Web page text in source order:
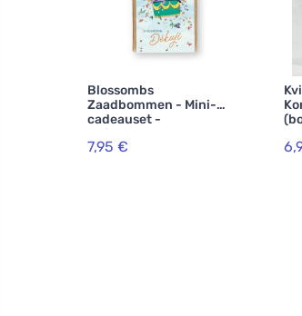
Blossombs
Zaadbommen - Mini-
cadeauset -
Duizendmaal dank voor
alles (4 st.) - geef een
7,95 €